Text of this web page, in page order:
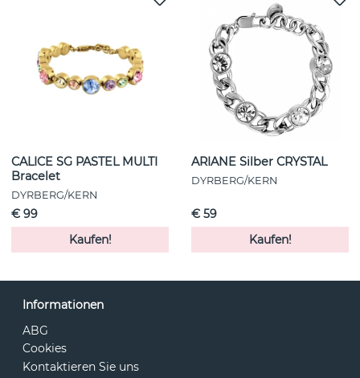
CALICE SG PASTEL MULTI
Bracelet
DYRBERG/KERN
€ 99
Kaufen!
ARIANE Silber CRYSTAL
DYRBERG/KERN
€ 59
Kaufen!
Informationen
ABG
Cookies
Kontaktieren Sie uns